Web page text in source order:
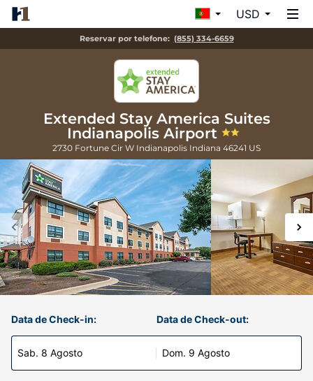
USD
Reservar por telefone: (855) 334-6659
Extended Stay America Suites
Indianapolis Airport
2730 Fortune Cir W Indianapolis Indiana 46241 US
Data de Check-in:
Sab. 8 Agosto
Data de Check-out:
Dom. 9 Agosto